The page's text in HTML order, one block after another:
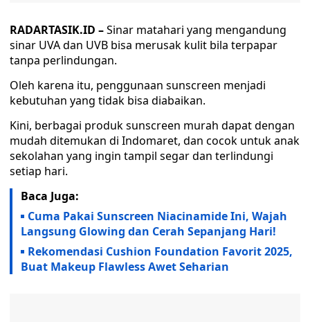
RADARTASIK.ID –Sinar matahari yang mengandung
sinar UVA dan UVB bisa merusak kulit bila terpapar
tanpa perlindungan.
Oleh karena itu, penggunaan sunscreen menjadi
kebutuhan yang tidak bisa diabaikan.
Kini, berbagai produk sunscreen murah dapat dengan
mudah ditemukan di Indomaret, dan cocok untuk anak
sekolahan yang ingin tampil segar dan terlindungi
setiap hari.
Baca Juga:
Cuma Pakai Sunscreen Niacinamide Ini, Wajah
Langsung Glowing dan Cerah Sepanjang Hari!
Rekomendasi Cushion Foundation Favorit 2025,
Buat Makeup Flawless Awet Seharian